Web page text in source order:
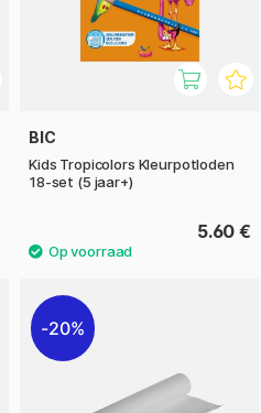
BIC
Kids Tropicolors Kleurpotloden
18-set (5 jaar+)
5.60 €
20%